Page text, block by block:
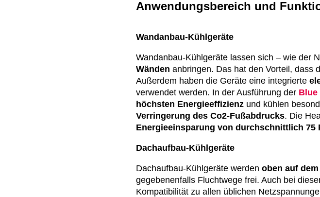
Anwendungsbereich und
Wandanbau-Kühlgeräte
Wandanbau-Kühlgeräte lassen sich – wie der
Wänden anbringen. Das hat den Vorteil, dass
Außerdem haben die Geräte eine integrierte
verwendet werden. In der Ausführung der Blue
höchsten Energieeffizienz und kühlen
Verringerung des Co2-Fußabdrucks. Die
Energieeinsparung von durchschnittlich 75
Dachaufbau-Kühlgeräte
Dachaufbau-Kühlgeräte werden oben auf
gegebenenfalls Fluchtwege frei. Auch bei
Kompatibilität zu allen üblichen